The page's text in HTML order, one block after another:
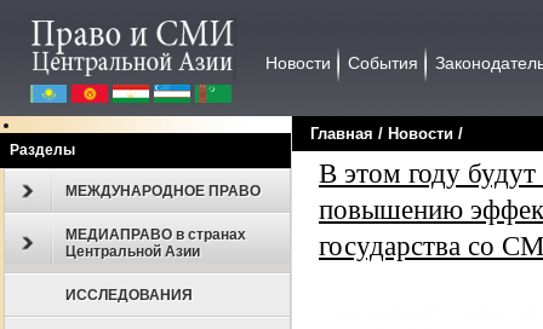
Новости События
Разделы
МЕЖДУНАРОДНОЕ ПРАВО
МЕДИАПРАВО в странах
Центральной Азии
ИССЛЕДОВАНИЯ
Главная / Новости /
В этом году
повышению
государства со